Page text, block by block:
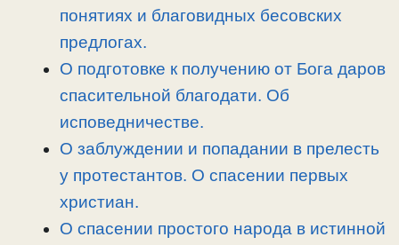
понятиях и благовидных бесовских
предлогах.
О подготовке к получению от Бога даров
спасительной благодати. Об
исповедничестве.
О заблуждении и попадании в прелесть
у протестантов. О спасении первых
христиан.
О спасении простого народа в истинной